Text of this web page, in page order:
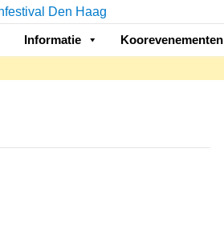
Informatie Koorevenementen